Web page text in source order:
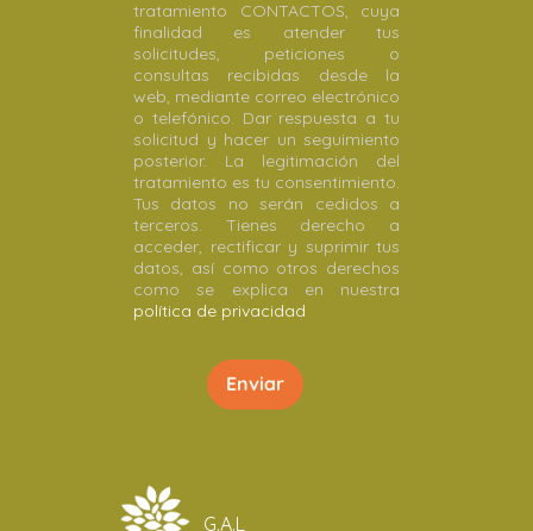
tratamiento CONTACTOS, cuya
finalidad es atender tus
solicitudes, peticiones o
consultas recibidas desde la
web, mediante correo electrónico
o telefónico. Dar respuesta a tu
solicitud y hacer un seguimiento
posterior. La legitimación del
tratamiento es tu consentimiento.
Tus datos no serán cedidos a
terceros. Tienes derecho a
acceder, rectificar y suprimir tus
datos, así como otros derechos
como se explica en nuestra
política de privacidad
G.A.L